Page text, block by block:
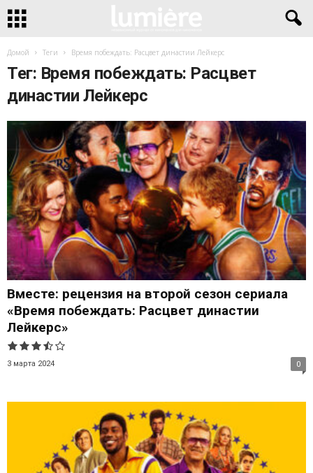
Домой Теги Время побеждать: Расцвет династии Лейкерс
Тег: Время побеждать: Расцвет
династии Лейкерс
Вместе: рецензия на второй сезон сериала
«Время побеждать: Расцвет династии
Лейкерс»
3 марта 2024 0